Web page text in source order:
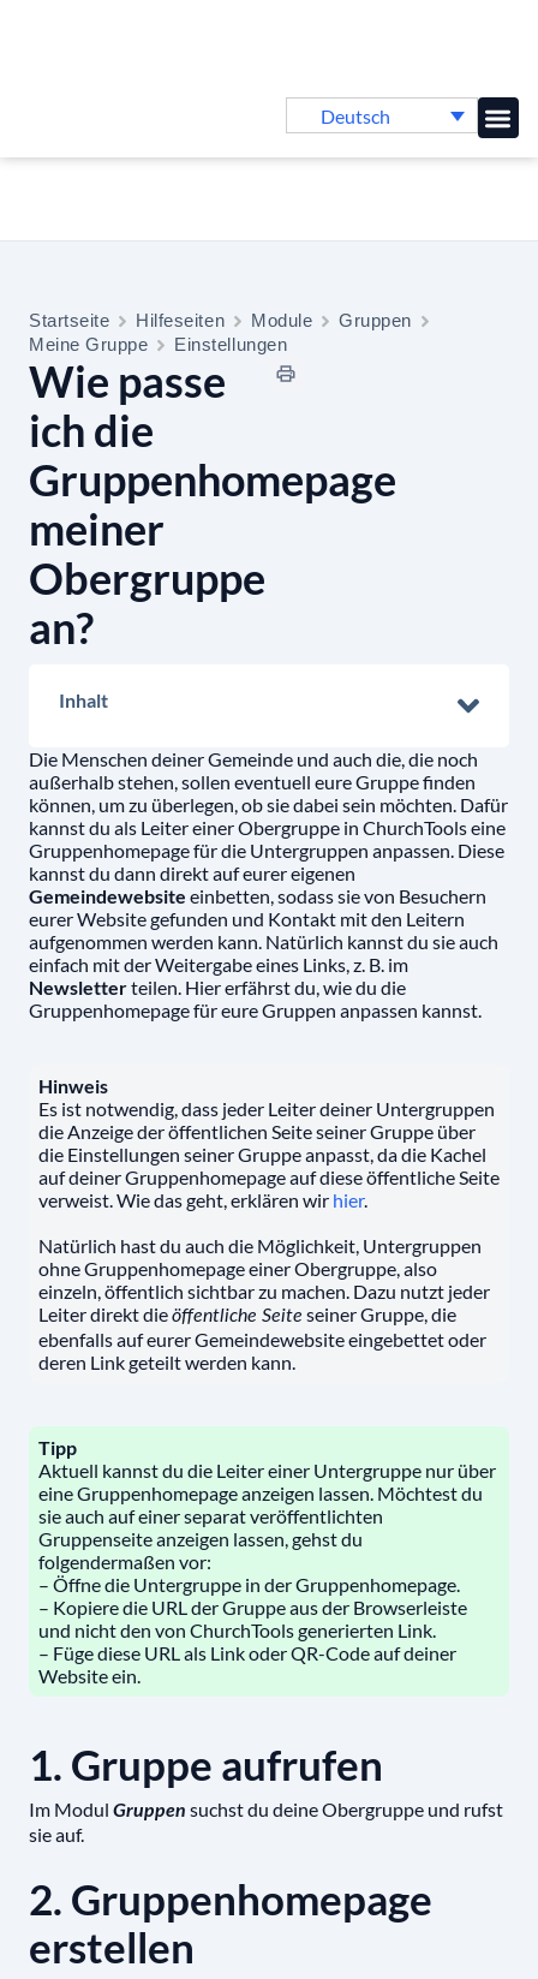
Deutsch
Startseite Hilfeseiten Module
Gruppen
Meine Gruppe
Einstellungen
Wie passe
ich die
Gruppenhomepage
meiner
Obergruppe
an?
Inhalt
Die Menschen deiner Gemeinde und auch die, die noch
außerhalb stehen, sollen eventuell eure Gruppe finden
können, um zu überlegen, ob sie dabei sein möchten. Dafür
kannst du als Leiter einer Obergruppe in ChurchTools eine
Gruppenhomepage für die Untergruppen anpassen. Diese
kannst du dann direkt auf eurer eigenen
Gemeindewebsite einbetten, sodass sie von Besuchern
eurer Website gefunden und Kontakt mit den Leitern
aufgenommen werden kann. Natürlich kannst du sie auch
einfach mit der Weitergabe eines Links, z. B. im
Newsletterteilen. Hier erfährst du, wie du die
Gruppenhomepage für eure Gruppen anpassen kannst.
Hinweis
Es ist notwendig, dass jeder Leiter deiner Untergruppen
die Anzeige der öffentlichen Seite seiner Gruppe über
die Einstellungen seiner Gruppe anpasst, da die Kachel
auf deiner Gruppenhomepage auf diese öffentliche Seite
verweist. Wie das geht, erklären wir hier.
Natürlich hast du auch die Möglichkeit, Untergruppen
ohne Gruppenhomepage einer Obergruppe, also
einzeln, öffentlich sichtbar zu machen. Dazu nutzt jeder
Leiter direkt dieöffentliche Seite seiner Gruppe, die
ebenfalls auf eurer Gemeindewebsite eingebettet oder
deren Link geteilt werden kann.
Tipp
Aktuell kannst du die Leiter einer Untergruppe nur über
eine Gruppenhomepage anzeigen lassen. Möchtest du
sie auch auf einer separat veröffentlichten
Gruppenseite anzeigen lassen, gehst du
folgendermaßen vor:
– Öffne die Untergruppe in der Gruppenhomepage.
– Kopiere die URL der Gruppe aus der Browserleiste
und nicht den von ChurchTools generierten Link.
– Füge diese URL als Link oder QR-Code auf deiner
Website ein.
1. Gruppe aufrufen
Im Modul Gruppen suchst du deine Obergruppe und rufst
sie auf.
2. Gruppenhomepage
erstellen